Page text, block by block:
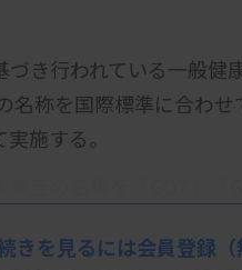
き行われている一般健
名称を国際標準に合わ
施する。
る検査項目の見直しに合
きを見るには会員登録